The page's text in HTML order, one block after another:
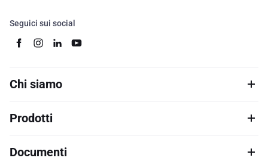
Seguici sui social
Chi siamo
Prodotti
Documenti